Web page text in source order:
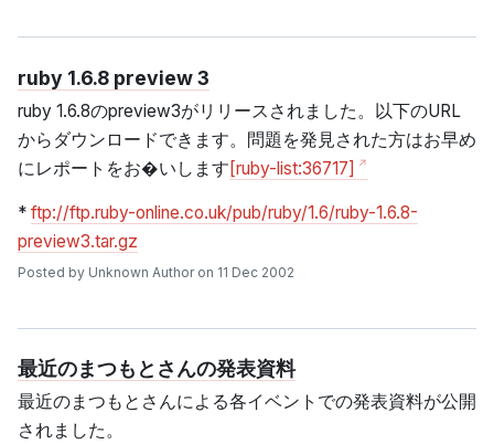
ruby 1.6.8 preview 3
ruby 1.6.8のpreview3がリリースされました。以下のURL
からダウンロードできます。問題を発見された方はお早め
にレポートをお�いします [ruby-list:36717]
* ftp://ftp.ruby-online.co.uk/pub/ruby/1.6/ruby-1.6.8-
preview3.tar.gz
Posted by Unknown Author on 11 Dec 2002
最近のまつもとさんの発表資料
最近のまつもとさんによる各イベントでの発表資料が公開
されました。